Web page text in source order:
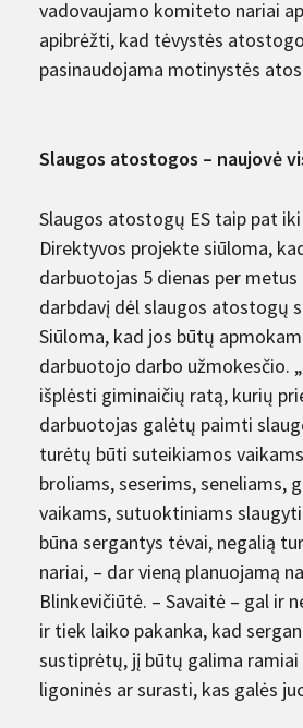
vadovaujamo komiteto nariai
apibrėžti, kad tėvystės
pasinaudojama motinystės
Slaugos atostogos – naujovė
Slaugos atostogų ES taip pat
Direktyvos projekte siūloma,
darbuotojas 5 dienas per
darbdavį dėl slaugos atostogų
Siūloma, kad jos būtų
darbuotojo darbo užmokesčio.
išplėsti giminaičių ratą, kurių
darbuotojas galėtų paimti
turėtų būti suteikiamos
broliams, seserims, seneliams,
vaikams, sutuoktiniams
būna sergantys tėvai, negalią
nariai, – dar vieną planuojamą
Blinkevičiūtė. – Savaitė – gal ir
ir tiek laiko pakanka, kad
sustiprėtų, jį būtų galima ramiai
ligoninės ar surasti, kas galės